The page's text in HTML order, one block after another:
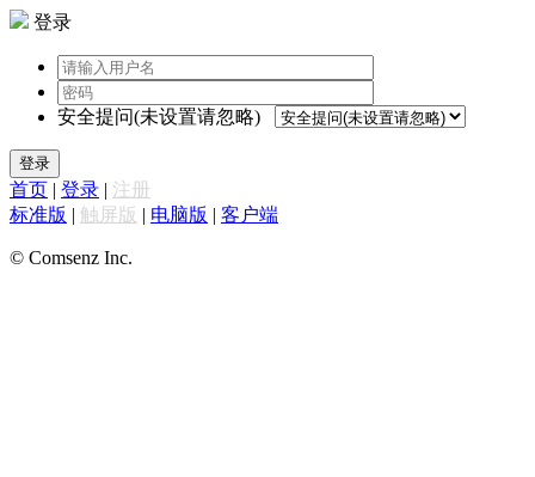
登录
安全提问(未设置请忽略)
登录
首页 | 登录 | 注册
标准版 | 触屏版 | 电脑版 | 客户端
© Comsenz Inc.